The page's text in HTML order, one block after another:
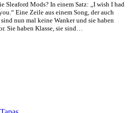
Sleaford Mods? In einem Satz: „I wish I had
Eine Zeile aus einem Song, der auch
nun mal keine Wanker und sie haben
Sie haben Klasse, sie sind…